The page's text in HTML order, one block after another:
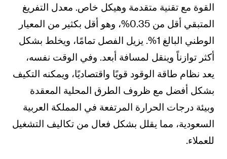
القوة مع تقنية متقدمة وهيكل خاص. معدل التفريغ
المتبقي أقل من 0.35%، وهو أقل بكثير من المعيار
الوطني البالغ 1%. يزيل الفصل تمامًا، ويخلط بشكل
أكثر توازناً وينقل لمسافة أبعد. وفي الوقت نفسه،
يعد نظام طاقة الوقود قويًا واقتصاديًا، ويمكنه التكيف
بشكل أفضل مع ظروف الطرق المحلية المعقدة
وبيئة درجات الحرارة المرتفعة في المملكة العربية
السعودية، مما يقلل بشكل فعال من تكاليف التشغيل
للعملاء.